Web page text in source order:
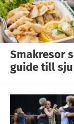
Smakresor
guide till